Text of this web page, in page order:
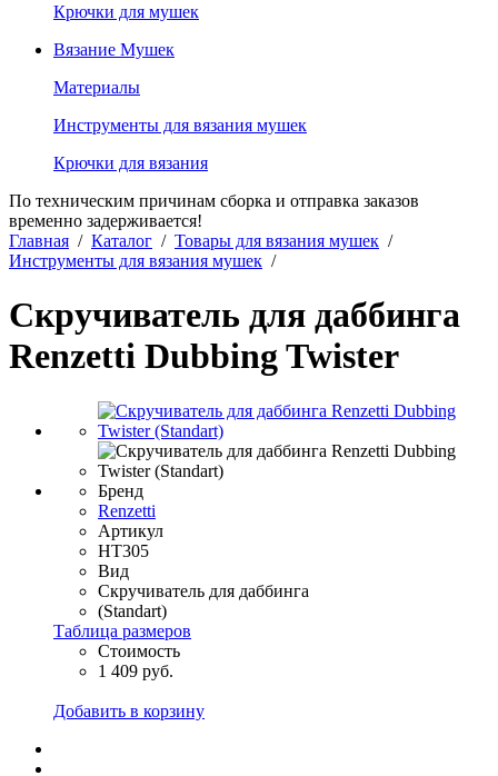
Крючки для мушек
Вязание Мушек
Материалы
Инструменты для вязания мушек
Крючки для вязания
По техническим причинам сборка и отправка заказов
временно задерживается!
Главная / Каталог / Товары для вязания мушек /
Инструменты для вязания мушек /
Скручиватель для даббинга
Renzetti Dubbing Twister
Бренд
Renzetti
Артикул
HT305
Вид
Скручиватель для даббинга
(Standart)
Таблица размеров
Стоимость
1 409 руб.
Добавить в корзину